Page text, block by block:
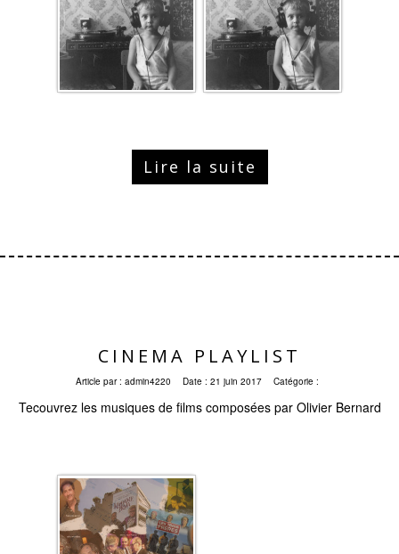
Lire la suite
CINEMA PLAYLIST
Article par : admin4220 Date : 21 juin 2017 Catégorie :
Tecouvrez les musiques de films composées par Olivier Bernard